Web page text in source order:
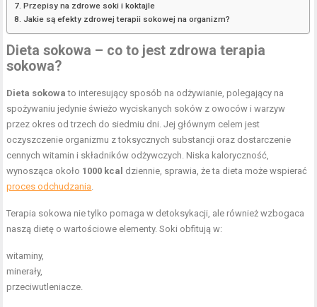
Przepisy na zdrowe soki i koktajle
Jakie są efekty zdrowej terapii sokowej na organizm?
Dieta sokowa – co to jest zdrowa terapia
sokowa?
Dieta sokowa to interesujący sposób na odżywianie, polegający na
spożywaniu jedynie świeżo wyciskanych soków z owoców i warzyw
przez okres od trzech do siedmiu dni. Jej głównym celem jest
oczyszczenie organizmu z toksycznych substancji oraz dostarczenie
cennych witamin i składników odżywczych. Niska kaloryczność,
wynosząca około 1000 kcal dziennie, sprawia, że ta dieta może wspierać
proces odchudzania.
Terapia sokowa nie tylko pomaga w detoksykacji, ale również wzbogaca
naszą dietę o wartościowe elementy. Soki obfitują w:
witaminy,
minerały,
przeciwutleniacze.